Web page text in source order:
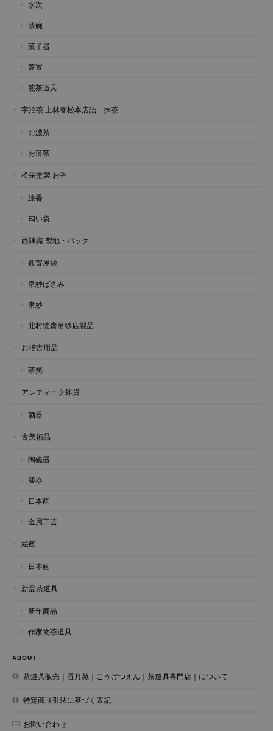
水次
茶碗
菓子器
蓋置
煎茶道具
宇治茶 上林春松本店詰 抹茶
お濃茶
お薄茶
松栄堂製 お香
線香
匂い袋
西陣織 裂地・バック
数寄屋袋
帛紗ばさみ
帛紗
北村徳齋帛紗店製品
お稽古用品
茶筅
アンティーク雑貨
酒器
古美術品
陶磁器
漆器
日本画
金属工芸
絵画
日本画
新品茶道具
新年商品
作家物茶道具
ABOUT
茶道具販売｜香月苑｜こうげつえん｜茶道具専門店｜について
特定商取引法に基づく表記
お問い合わせ